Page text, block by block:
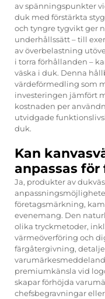
av spänningspunkter
duk med förstärkta
och tyngre tygvikt ger
underhållssätt – till
av överbelastning
i torra förhållanden –
väska i duk. Denna
värdeförmedling som
investeringen jämfört
kostnaden per
utvidgade
duk.
Kan
anpassas
Ja, produkter av
företagsmärkning,
evenemang. Den
olika tryckmetoder,
värmeöverföring och
färgåtergivning,
premiumkänsla vid
skapar förhöjda
chefsbegravningar